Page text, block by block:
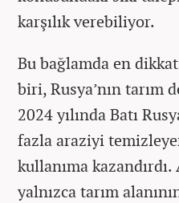
karşılık verebiliyor.
Bu bağlamda en
biri, Rusya’nın tarım
2024 yılında Batı
fazla araziyi
kullanıma
yalnızca tarım